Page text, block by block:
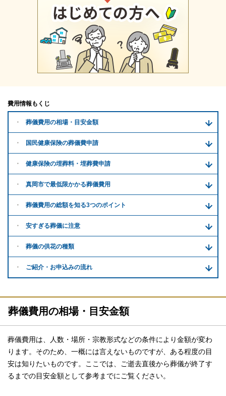
費用情報もくじ
葬儀費用の相場・目安金額
国民健康保険の葬儀費申請
健康保険の埋葬料・ 埋葬費申請
真岡市で最低限かかる葬儀費用
葬儀費用の総額を知る3つのポイント
安すぎる葬儀に注意
葬儀の供花の種類
ご紹介・ お申込みの流れ
葬儀費用の相場・目安金額
葬儀費用は、人数・場所・宗教形式などの条件により金額が変わ
ります。そのため、一概には言えないものですが、ある程度の目
安は知りたいものです。ここでは、ご逝去直後から葬儀が終了す
るまでの目安金額として参考までにご覧ください。